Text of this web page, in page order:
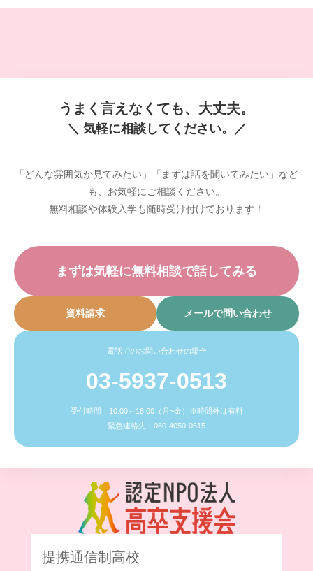
うまく言えなくても、大丈夫。
＼ 気軽に相談してください。／
「どんな雰囲気か見てみたい」「まずは話を聞いてみたい」など
も、お気軽にご相談ください。
無料相談や体験入学も随時受け付けております！
まずは気軽に無料相談で話してみる
資料請求 メールで問い合わせ
電話でのお問い合わせの場合
03-5937-0513
受付時間：10:00～18:00（月~金）※時間外は有料
緊急連絡先：080-4050-0515
提携通信制高校